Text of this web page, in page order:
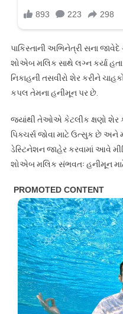
પાકિસ્તાની અભિનેત્રી સના જાવેદે
શોએબ મલિક સાથે લગ્ન કર્યા
નિકાહની તસવીરો શેર કરીને
કપલ તેમના હનીમૂન પર છે.
જ્યાંથી તેઓએ કેટલીક ક્ષણો શેર
પિક્ચર્સ જોવા માટે ઉત્સુક છે
ડેસ્ટિનેશન જાહેર કરવામાં આવે
શોએબ મલિક સંભવતઃ હનીમૂન